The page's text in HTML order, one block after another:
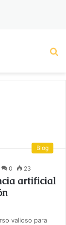
Blog
0 23
artificial
valioso para